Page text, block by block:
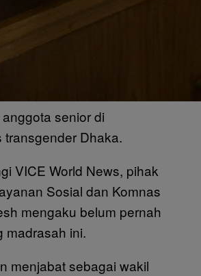
senior di
transgender Dhaka.
VICE World News, pihak
Sosial dan Komnas
mengaku belum pernah
madrasah ini.
menjabat sebagai wakil